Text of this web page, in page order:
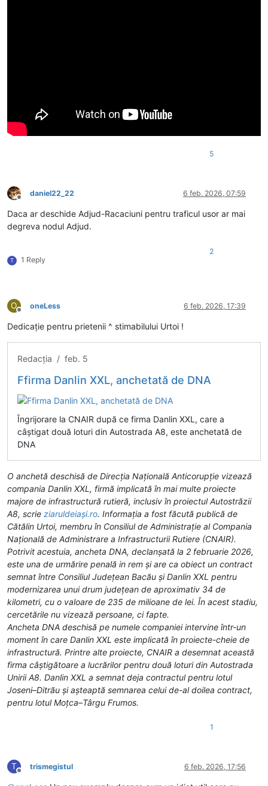
5
Deconectat
daniel22_22 6 feb. 2026, 07:59
Daca ar deschide Adjud-Racaciuni pentru traficul usor ar mai
degreva nodul Adjud.
T 1 Reply
2
O
Deconectat
oneLess 6 feb. 2026, 17:39
Dedicație pentru prietenii ^ stimabilului Urtoi !
Redacția / feb. 5
Ffirma Danlin XXL, anchetată de DNA
Îngrijorare la CNAIR după ce firma Danlin XXL, care a
câștigat două loturi din Autostrada A8, este anchetată de
DNA
O anchetă deschisă de Direcția Națională Anticorupție vizează
compania Danlin XXL, firmă implicată în mai multe proiecte
majore de infrastructură rutieră, inclusiv în proiectul Autostrăzii
A8, scrie ziaruldeiași.ro. Informația a fost făcută publică de
Cătălin Urtoi, membru în Consiliul de Administrație al Compania
Națională de Administrare a Infrastructurii Rutiere (CNAIR).
Potrivit acestuia, ancheta DNA, declanșată la 2 februarie 2026,
este una de urmărire penală in rem și are ca obiect un contract
semnat între Consiliul Județean Bacău și Danlin XXL pentru
modernizarea unui drum județean de aproximativ 34 de
kilometri, cu o valoare de 235 de milioane de lei. În acest stadiu,
cercetările nu vizează persoane, ci fapte.
Ancheta DNA deschisă pe numele companiei intervine într-un
moment în care Danlin XXL este implicată în proiecte-cheie de
infrastructură. Printre alte proiecte, CNAIR a desemnat această
firma câștigătoare a lucrărilor pentru două loturi din Autostrada
Unirii A8. Danlin XXL a semnat deja contractul pentru lotul
Joseni–Ditrău și așteaptă semnarea celui de-al doilea contract,
pentru lotul Moțca–Târgu Frumos.
1
T
Deconectat
trismegistul 6 feb. 2026, 17:56